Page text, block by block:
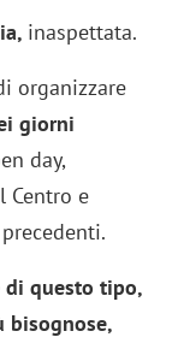
inaspettata.
organizzare
giorni
day,
Centro e
di questo tipo,
bisognose,